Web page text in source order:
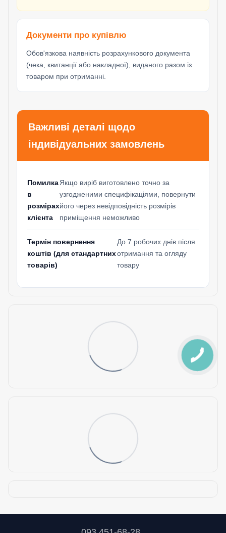
Документи про купівлю
Обов'язкова наявність розрахункового документа
(чека, квитанції або накладної), виданого разом із
товаром при отриманні.
Важливі деталі щодо
індивідуальних замовлень
Помилка
в
розмірах
клієнта
Якщо виріб виготовлено точно за
узгодженими специфікаціями, повернути
його через невідповідність розмірів
приміщення неможливо
Термін повернення
коштів (для стандартних
товарів)
До 7 робочих днів після
отримання та огляду
товару